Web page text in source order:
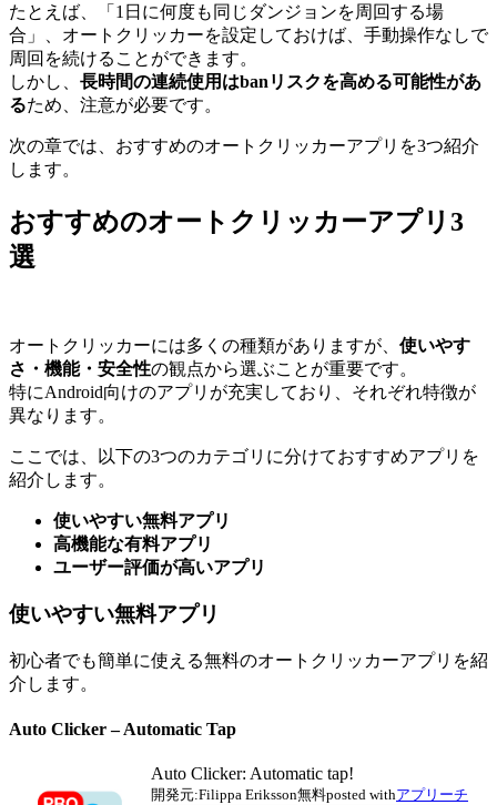
たとえば、「1日に何度も同じダンジョンを周回する場
合」、オートクリッカーを設定しておけば、手動操作なしで
周回を続けることができます。
しかし、 長時間の連続使用はbanリスクを高める可能性があ
るため、注意が必要です。
次の章では、おすすめのオートクリッカーアプリを3つ紹介
します。
おすすめのオートクリッカーアプリ3
選
オートクリッカーには多くの種類がありますが、 使いやす
さ・機能・安全性の観点から選ぶことが重要です。
特にAndroid向けのアプリが充実しており、それぞれ特徴が
異なります。
ここでは、以下の3つのカテゴリに分けておすすめアプリを
紹介します。
使いやすい無料アプリ
高機能な有料アプリ
ユーザー評価が高いアプリ
使いやすい無料アプリ
初心者でも簡単に使える無料のオートクリッカーアプリを紹
介します。
Auto Clicker – Automatic Tap
Auto Clicker: Automatic tap!
開発元:Filippa Eriksson無料posted withアプリーチ